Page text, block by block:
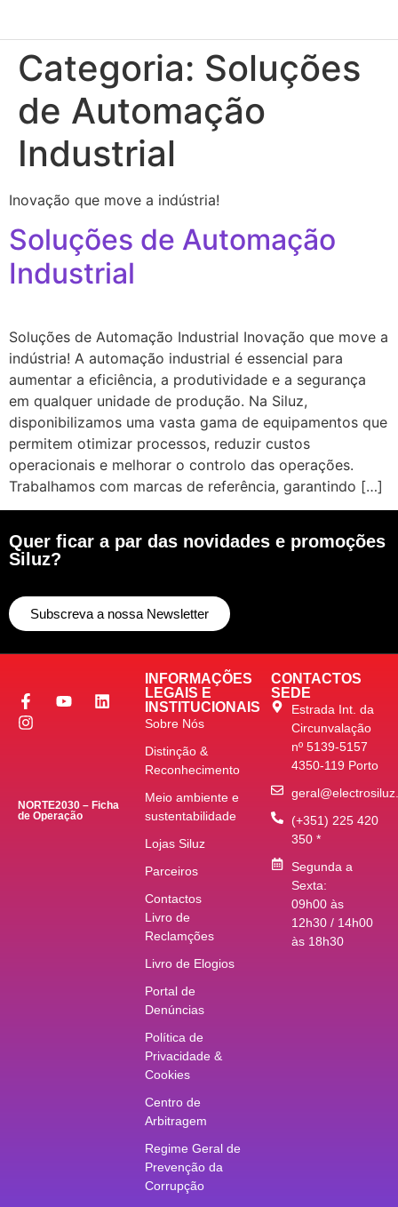
Categoria: Soluções
de Automação
Industrial
Inovação que move a indústria!
Soluções de Automação
Industrial
Soluções de Automação Industrial Inovação que move a
indústria! A automação industrial é essencial para
aumentar a eficiência, a produtividade e a segurança
em qualquer unidade de produção. Na Siluz,
disponibilizamos uma vasta gama de equipamentos que
permitem otimizar processos, reduzir custos
operacionais e melhorar o controlo das operações.
Trabalhamos com marcas de referência, garantindo […]
Quer ficar a par das novidades e promoções
Siluz?
Subscreva a nossa Newsletter
NORTE2030 – Ficha
de Operação
INFORMAÇÕES
LEGAIS E
INSTITUCIONAIS
Sobre Nós
Distinção &
Reconhecimento
Meio ambiente e
sustentabilidade
Lojas Siluz
Parceiros
Contactos
Livro de
Reclamções
Livro de Elogios
Portal de
Denúncias
Política de
Privacidade &
Cookies
Centro de
Arbitragem
Regime Geral de
Prevenção da
Corrupção
CONTACTOS
SEDE
Estrada Int. da
Circunvalação
nº 5139-5157
4350-119 Porto
(+351) 225 420
350 *
Segunda a
Sexta:
09h00 às
12h30 / 14h00
às 18h30